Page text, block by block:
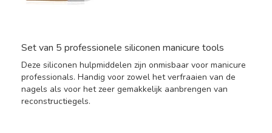
Set van 5 professionele siliconen manicure tools
Deze siliconen hulpmiddelen zijn onmisbaar voor manicure
professionals. Handig voor zowel het verfraaien van de
nagels als voor het zeer gemakkelijk aanbrengen van
reconstructiegels.